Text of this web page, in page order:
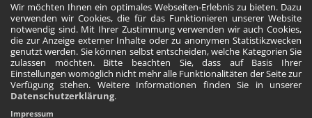
Wir möchten Ihnen ein optimales Webseiten-Erlebnis zu bieten. Dazu
verwenden wir Cookies, die für das Funktionieren unserer Website
notwendig sind. Mit Ihrer Zustimmung verwenden wir auch Cookies,
die zur Anzeige externer Inhalte oder zu anonymen Statistikzwecken
genutzt werden. Sie können selbst entscheiden, welche Kategorien Sie
zulassen möchten. Bitte beachten Sie, dass auf Basis Ihrer
Einstellungen womöglich nicht mehr alle Funktionalitäten der Seite zur
Verfügung stehen. Weitere Informationen finden Sie in unserer
Datenschutzerklärung.
Impressum